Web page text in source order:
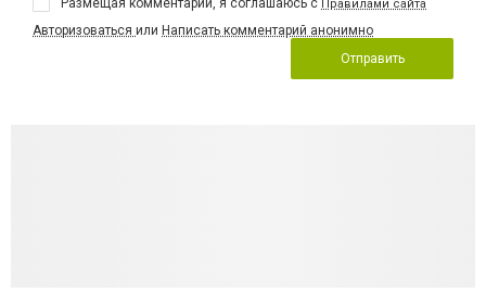
Размещая комментарий, я соглашаюсь с Правилами сайта
Авторизоваться или Написать комментарий анонимно
Отправить